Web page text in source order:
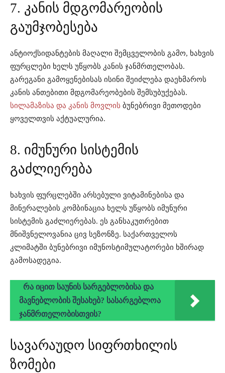
7. კანის მდგომარეობის
გაუმჯობესება
ანტიოქსიდანტების მაღალი შემცველობის გამო, ხახვის
ფურცლები ხელს უწყობს კანის ჯანმრთელობას.
გარეგანი გამოყენებისას ისინი შეიძლება დაეხმაროს
კანის ანთებითი მდგომარეობების შემსუბუქებას.
სილამაზისა და კანის მოვლის ბუნებრივი მეთოდები
ყოველთვის აქტუალურია.
8. იმუნური სისტემის
გაძლიერება
ხახვის ფურცლებში არსებული ვიტამინებისა და
მინერალების კომბინაცია ხელს უწყობს იმუნური
სისტემის გაძლიერებას. ეს განსაკუთრებით
მნიშვნელოვანია ცივ სეზონზე. საქართველოს
კლიმატში ბუნებრივი იმუნოსტიმულატორები ხშირად
გამოსადეგია.
რა იცით საუნის სარგებლობისა და
მავნებლობის შესახებ? სასარგებლოა
ჯანმრთელობისთვის?
სავარაუდო სიფრთხილის
ზომები